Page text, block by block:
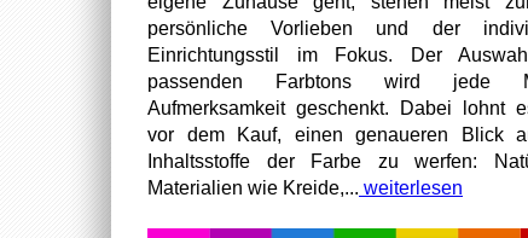
persönliche Vorlieben und der
Einrichtungsstil im Fokus. Der
passenden Farbtons wird jede
Aufmerksamkeit geschenkt. Dabei lohnt
vor dem Kauf, einen genaueren Blick
Inhaltsstoffe der Farbe zu werfen:
Materialien wie Kreide,... weiterlesen